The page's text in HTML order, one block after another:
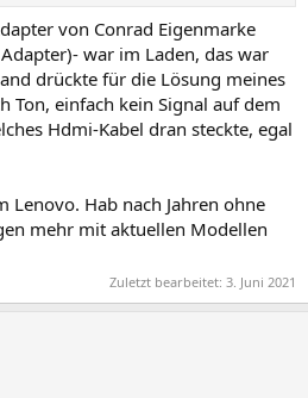
von Conrad Eigenmarke
war im Laden, das war
drückte für die Lösung meines
Ton, einfach kein Signal auf dem
Hdmi-Kabel dran steckte, egal
Lenovo. Hab nach Jahren ohne
mehr mit aktuellen Modellen
Zuletzt bearbeitet: 3. Juni 2021